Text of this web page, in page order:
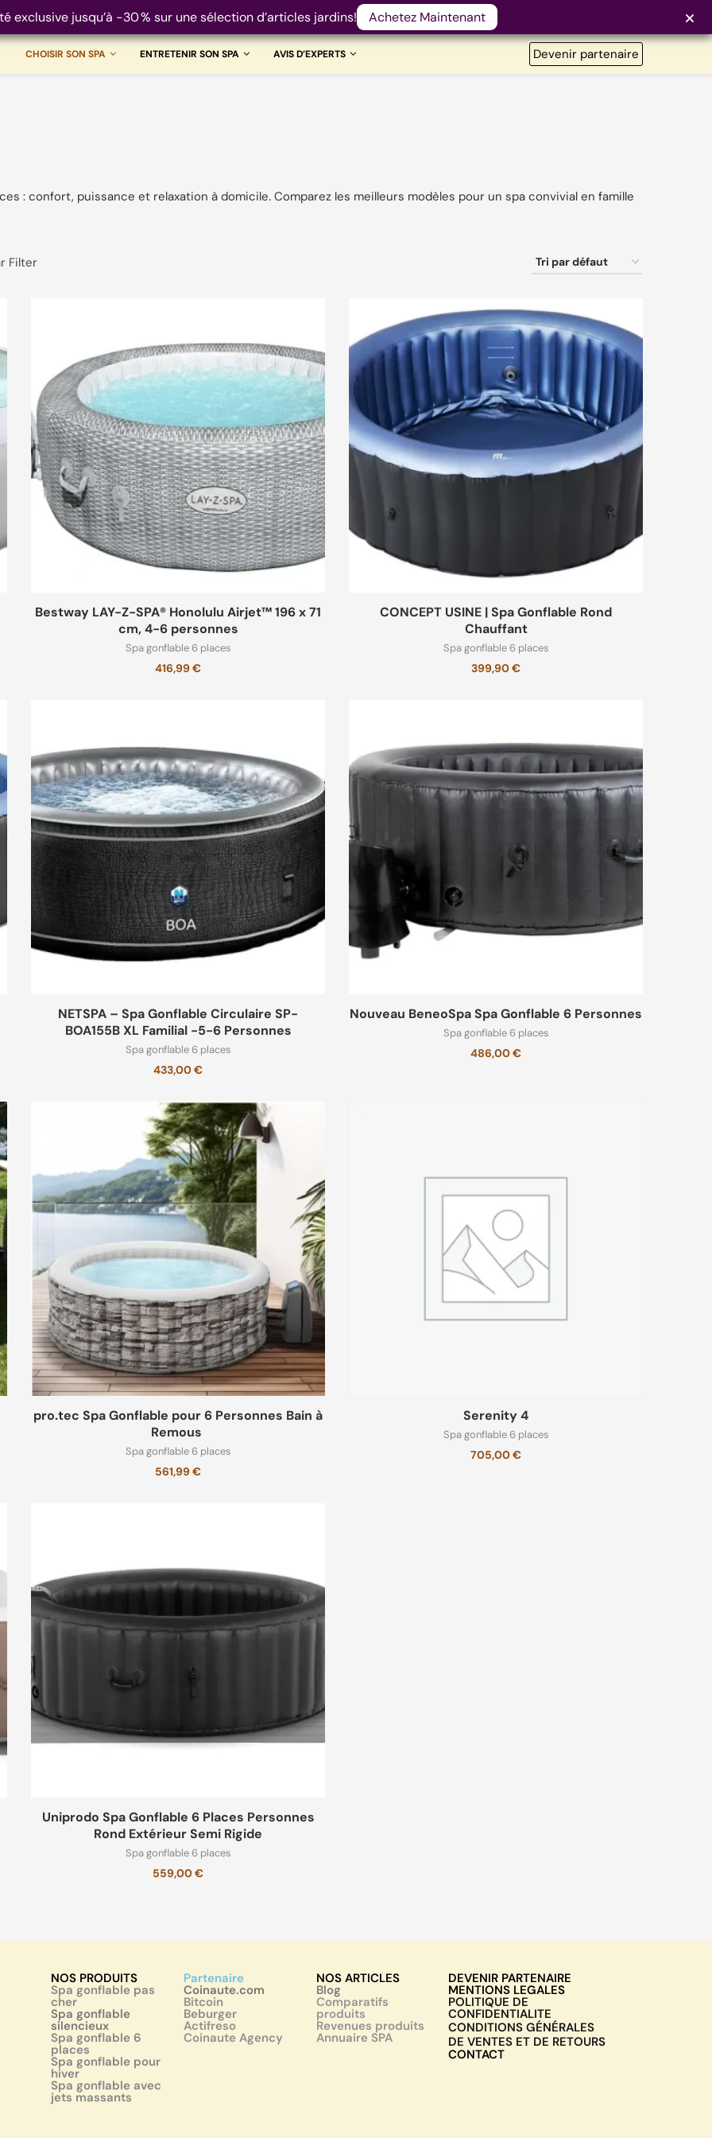
exclusive jusqu’à -30 % sur une sélection d’articles jardins! Achetez Maintenant
CHOISIR SON SPA ENTRETENIR SON SPA AVIS D’EXPERTS Devenir partenaire
(3)
(11)
jets
(10)
(12)
(9)
: confort, puissance et relaxation à domicile. Comparez les meilleurs modèles pour un spa convivial en famille
Filter
Bestway LAY-Z-SPA® Honolulu Airjet™ 196 x 71
cm, 4-6 personnes
Spa gonflable 6 places
416,99€
CONCEPT USINE | Spa Gonflable Rond
Chauffant
Spa gonflable 6 places
399,90€
NETSPA – Spa Gonflable Circulaire SP-
BOA155B XL Familial -5-6 Personnes
Spa gonflable 6 places
433,00€
Nouveau BeneoSpa Spa Gonflable 6 Personnes
Spa gonflable 6 places
486,00€
pro.tec Spa Gonflable pour 6 Personnes Bain à
Remous
Spa gonflable 6 places
561,99€
Serenity 4
Spa gonflable 6 places
705,00€
Uniprodo Spa Gonflable 6 Places Personnes
Rond Extérieur Semi Rigide
Spa gonflable 6 places
559,00€
NOS PRODUITS
Spa gonflable pas
cher
Spa gonflable
silencieux
Spa gonflable 6
places
Spa gonflable pour
hiver
Spa gonflable avec
jets massants
Partenaire
Coinaute.com
Bitcoin
Beburger
Actifreso
Coinaute Agency
NOS ARTICLES
Blog
Comparatifs
produits
Revenues produits
Annuaire SPA
DEVENIR PARTENAIRE
MENTIONS LEGALES
POLITIQUE DE
CONFIDENTIALITE
CONDITIONS GÉNÉRALES
DE VENTES ET DE RETOURS
CONTACT